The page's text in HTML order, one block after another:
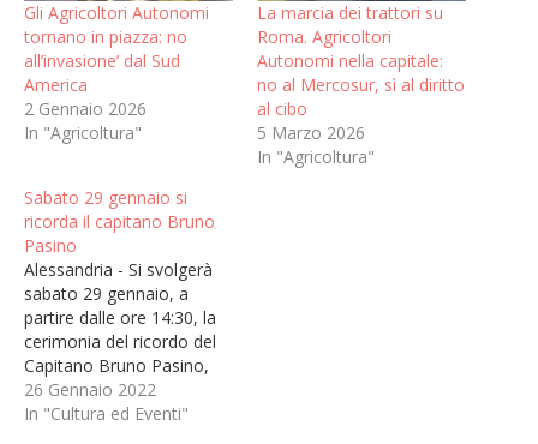
Gli Agricoltori Autonomi
tornano in piazza: no
all’invasione’ dal Sud
America
2 Gennaio 2026
In "Agricoltura"
La marcia dei trattori su
Roma. Agricoltori
Autonomi nella capitale:
no al Mercosur, sì al diritto
al cibo
5 Marzo 2026
In "Agricoltura"
Sabato 29 gennaio si
ricorda il capitano Bruno
Pasino
Alessandria - Si svolgerà
sabato 29 gennaio, a
partire dalle ore 14:30, la
cerimonia del ricordo del
Capitano Bruno Pasino,
Medaglia d’Oro al Valor
Militare, e degli altri tre
26 Gennaio 2022
In "Cultura ed Eventi"